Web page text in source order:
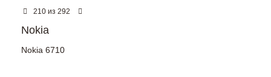
210 из 292
Nokia
Nokia 6710